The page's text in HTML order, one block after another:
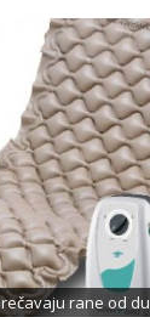
rane od